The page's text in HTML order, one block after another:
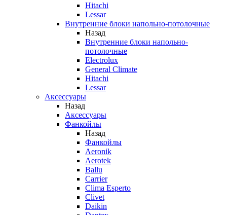
Hitachi
Lessar
Внутренние блоки напольно-потолочные
Назад
Внутренние блоки напольно-
потолочные
Electrolux
General Climate
Hitachi
Lessar
Аксессуары
Назад
Аксессуары
Фанкойлы
Назад
Фанкойлы
Aeronik
Aerotek
Ballu
Carrier
Clima Esperto
Clivet
Daikin